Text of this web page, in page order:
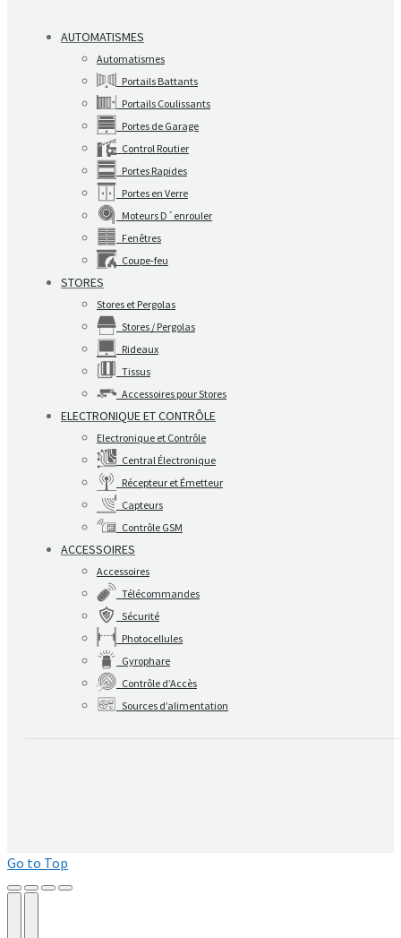
AUTOMATISMES
Automatismes
Portails Battants
Portails Coulissants
Portes de Garage
Control Routier
Portes Rapides
Portes en Verre
Moteurs D´enrouler
Fenêtres
Coupe-feu
STORES
Stores et Pergolas
Stores / Pergolas
Rideaux
Tissus
Accessoires pour Stores
ELECTRONIQUE ET CONTRÔLE
Electronique et Contrôle
Central Électronique
Récepteur et Émetteur
Capteurs
Contrôle GSM
ACCESSOIRES
Accessoires
Télécommandes
Sécurité
Photocellules
Gyrophare
Contrôle d’Accès
Sources d’alimentation
Go to Top